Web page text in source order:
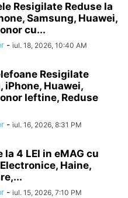
Resigilate Reduse la
Samsung, Huawei,
cu...
- iul. 18, 2026, 10:40 AM
Resigilate
iPhone, Huawei,
Ieftine, Reduse
- iul. 16, 2026, 8:31 PM
la 4 LEI in eMAG cu
Haine,
- iul. 15, 2026, 7:10 PM